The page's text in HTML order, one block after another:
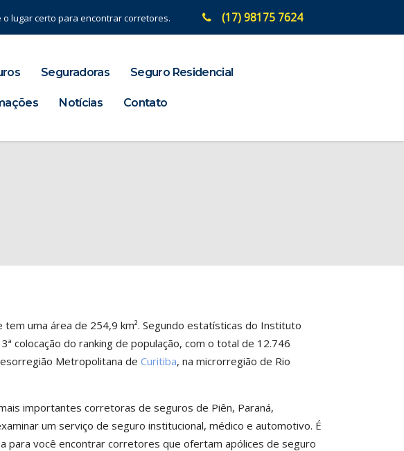
o lugar certo para encontrar corretores. (17) 98175 7624
Seguradoras Seguro Residencial
Notícias Contato
uma área de 254,9 km². Segundo estatísticas do Instituto
colocação do ranking de população, com o total de 12.746
Metropolitana de Curitiba, na microrregião de Rio
importantes corretoras de seguros de Piên, Paraná,
um serviço de seguro institucional, médico e automotivo. É
para você encontrar corretores que ofertam apólices de seguro